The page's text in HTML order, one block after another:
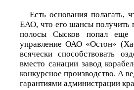
Есть основания полагать,
ЕАО, что его шансы получить
полосы Сысков попал еще
управление ОАО «Остон»
всячески способствовать
вместо санации завод
конкурсное производство. А
гарантиями администрации